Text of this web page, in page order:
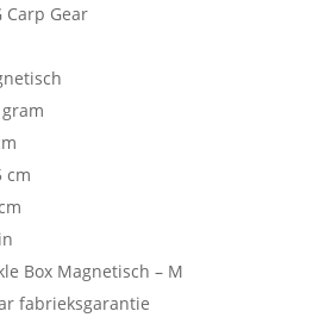
Carp Gear
cm
Box Magnetisch – M
fabrieksgarantie